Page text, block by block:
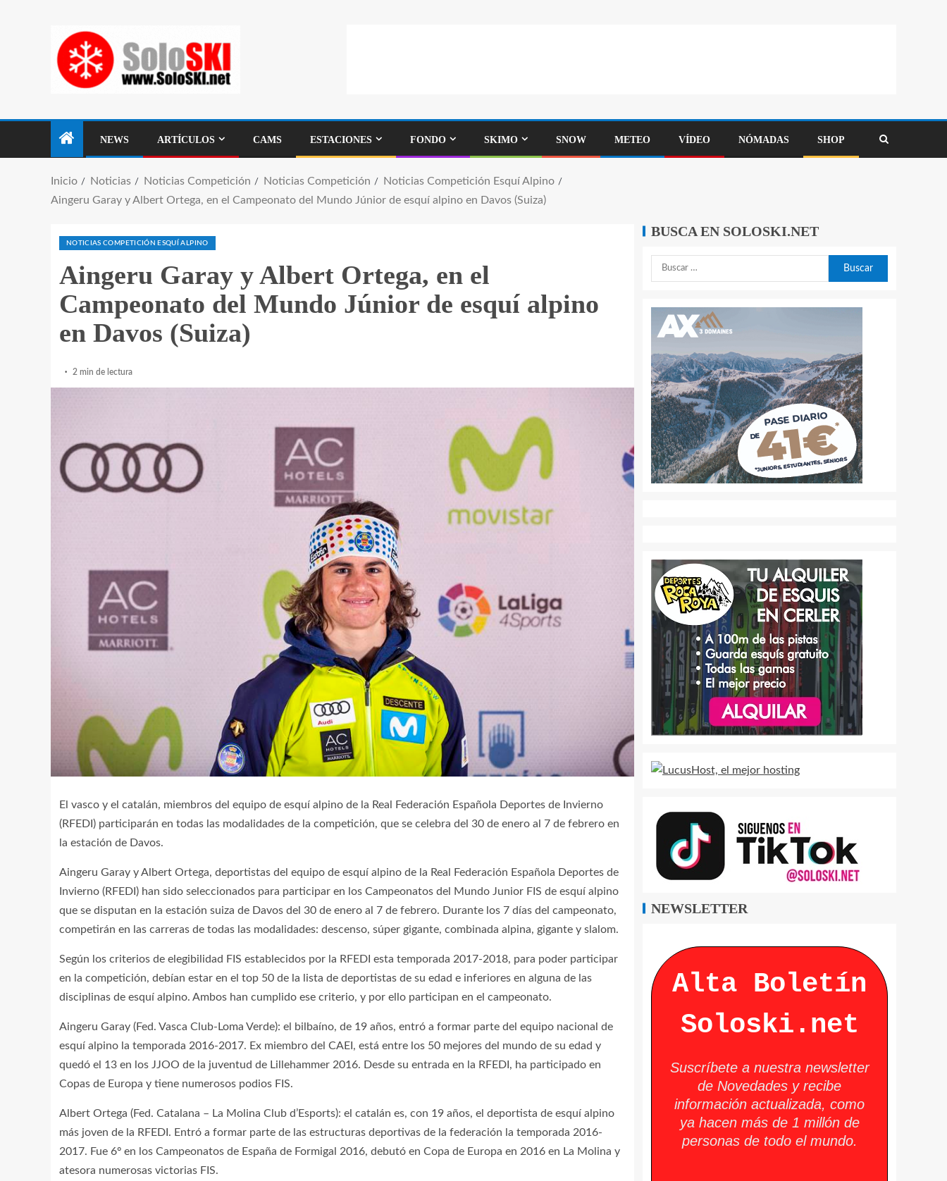
NEWS ARTÍCULOS CAMS ESTACIONES FONDO SKIMO SNOW METEO VÍDEO NÓMADAS SHOP
Inicio Noticias Noticias Competición Noticias Competición
Noticias Competición Esquí Alpino
Aingeru Garay y Albert Ortega, en el Campeonato del Mundo Júnior de esquí alpino en Davos (Suiza)
NOTICIAS COMPETICIÓN ESQUÍ ALPINO
Aingeru Garay y Albert Ortega, en el
Campeonato del Mundo Júnior de esquí alpino
en Davos (Suiza)
2 min de lectura
El vasco y el catalán, miembros del equipo de esquí alpino de la Real Federación Española Deportes de Invierno
(RFEDI) participarán en todas las modalidades de la competición, que se celebra del 30 de enero al 7 de febrero en
la estación de Davos.
Aingeru Garay y Albert Ortega, deportistas del equipo de esquí alpino de la Real Federación Española Deportes de
Invierno (RFEDI) han sido seleccionados para participar en los Campeonatos del Mundo Junior FIS de esquí alpino
que se disputan en la estación suiza de Davos del 30 de enero al 7 de febrero. Durante los 7 días del campeonato,
competirán en las carreras de todas las modalidades: descenso, súper gigante, combinada alpina, gigante y slalom.
Según los criterios de elegibilidad FIS establecidos por la RFEDI esta temporada 2017-2018, para poder participar
en la competición, debían estar en el top 50 de la lista de deportistas de su edad e inferiores en alguna de las
disciplinas de esquí alpino. Ambos han cumplido ese criterio, y por ello participan en el campeonato.
Aingeru Garay (Fed. Vasca Club-Loma Verde): el bilbaíno, de 19 años, entró a formar parte del equipo nacional de
esquí alpino la temporada 2016-2017. Ex miembro del CAEI, está entre los 50 mejores del mundo de su edad y
quedó el 13 en los JJOO de la juventud de Lillehammer 2016. Desde su entrada en la RFEDI, ha participado en
Copas de Europa y tiene numerosos podios FIS.
Albert Ortega (Fed. Catalana – La Molina Club d’Esports): el catalán es, con 19 años, el deportista de esquí alpino
más joven de la RFEDI. Entró a formar parte de las estructuras deportivas de la federación la temporada 2016-
2017. Fue 6º en los Campeonatos de España de Formigal 2016, debutó en Copa de Europa en 2016 en La Molina y
atesora numerosas victorias FIS.
BUSCA EN SOLOSKI.NET
NEWSLETTER
Alta Boletín
Soloski.net
Suscríbete a nuestra newsletter
de Novedades y recibe
información actualizada, como
ya hacen más de 1 millón de
personas de todo el mundo.